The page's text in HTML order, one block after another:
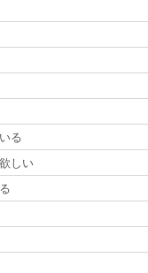
る
しい